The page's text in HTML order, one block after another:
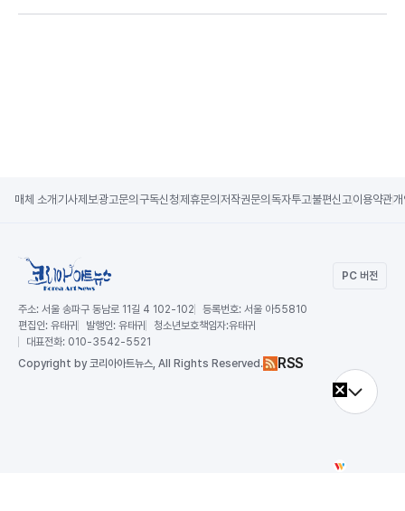
매체 소개 기사제보광고문의 구독신청제휴문의 저작권문의 독자투고불편신고이용약관
PC 버전
주소: 서울 송파구 동남로 11길 4 102-102 등록번호: 서울 아55810
편집인: 유태귀 발행인: 유태귀 청소년보호책임자:유태귀
대표전화: 010-3542-5521
Copyright by 코리아아트뉴스, All Rights Reserved. RSS